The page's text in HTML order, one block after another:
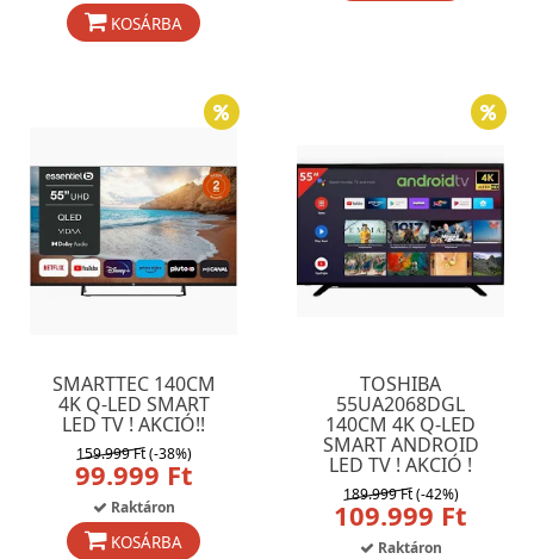
KOSÁRBA
SMARTTEC 140CM
4K Q-LED SMART
LED TV ! AKCIÓ!!
159.999 Ft(-38%)
99.999 Ft
Raktáron
KOSÁRBA
TOSHIBA
55UA2068DGL
140CM 4K Q-LED
SMART ANDROID
LED TV ! AKCIÓ !
189.999 Ft(-42%)
109.999 Ft
Raktáron